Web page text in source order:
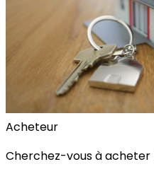
Acheteur
Cherchez-vous à